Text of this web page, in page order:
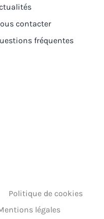
contacter
fréquentes
Politique de cookies
légales